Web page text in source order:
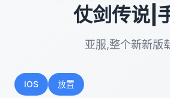
仗剑传说|
亚服,整个新新版
IOS 放置